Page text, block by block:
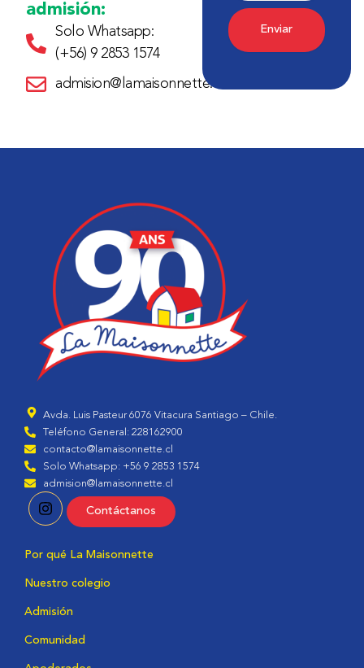
admisión:
Solo Whatsapp:
(+56) 9 2853 1574
admision@lamaisonnette.cl
Enviar
Avda. Luis Pasteur 6076 Vitacura Santiago – Chile.
Teléfono General: 228162900
contacto@lamaisonnette.cl
Solo Whatsapp: +56 9 2853 1574
admision@lamaisonnette.cl
Contáctanos
Por qué La Maisonnette
Nuestro colegio
Admisión
Comunidad